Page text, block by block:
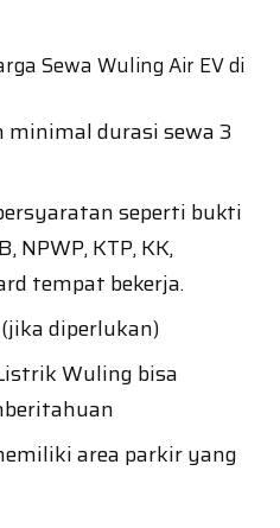
Sewa Wuling Air EV di
durasi sewa 3
seperti bukti
NPWP, KTP, KK,
tempat bekerja.
diperlukan)
Wuling bisa
area parkir yang